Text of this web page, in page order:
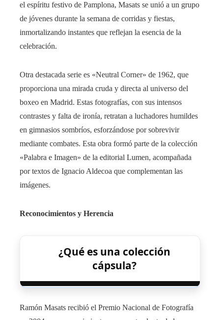
el espíritu festivo de Pamplona, Masats se unió a un grupo
de jóvenes durante la semana de corridas y fiestas,
inmortalizando instantes que reflejan la esencia de la
celebración.
Otra destacada serie es «Neutral Corner» de 1962, que
proporciona una mirada cruda y directa al universo del
boxeo en Madrid. Estas fotografías, con sus intensos
contrastes y falta de ironía, retratan a luchadores humildes
en gimnasios sombríos, esforzándose por sobrevivir
mediante combates. Esta obra formó parte de la colección
«Palabra e Imagen» de la editorial Lumen, acompañada
por textos de Ignacio Aldecoa que complementan las
imágenes.
Reconocimientos y Herencia
¿Qué es una colección
cápsula?
Ramón Masats recibió el Premio Nacional de Fotografía